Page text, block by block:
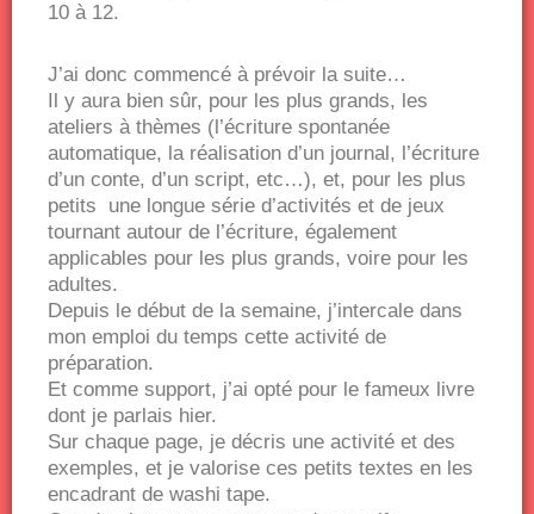
10 à 12.
J’ai donc commencé à prévoir la suite…
Il y aura bien sûr, pour les plus grands, les
ateliers à thèmes (l’écriture spontanée
automatique, la réalisation d’un journal, l’écriture
d’un conte, d’un script, etc…), et, pour les plus
petits une longue série d’activités et de jeux
tournant autour de l’écriture, également
applicables pour les plus grands, voire pour les
adultes.
Depuis le début de la semaine, j’intercale dans
mon emploi du temps cette activité de
préparation.
Et comme support, j’ai opté pour le fameux livre
dont je parlais hier.
Sur chaque page, je décris une activité et des
exemples, et je valorise ces petits textes en les
encadrant de washi tape.